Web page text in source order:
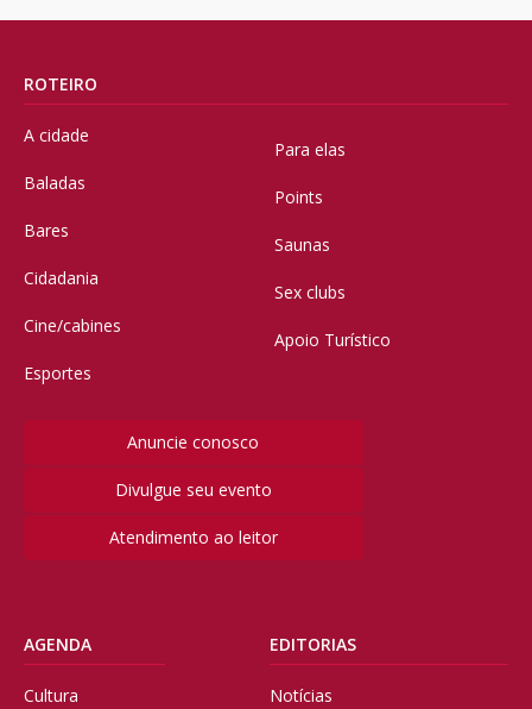
ROTEIRO
A cidade
Baladas
Bares
Cidadania
Cine/cabines
Esportes
Para elas
Points
Saunas
Sex clubs
Apoio Turístico
Anuncie conosco
Divulgue seu evento
Atendimento ao leitor
AGENDA
Cultura
EDITORIAS
Notícias